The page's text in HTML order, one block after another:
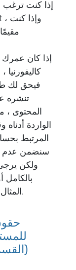
إذا كنت
فيحق لك
تنشره
المحتوى ،
الواردة
المرتبط
سنضمن عدم
ولكن يرجى
بالكامل
المثال من النسخ الاحتياطية وما إلى ذلك).